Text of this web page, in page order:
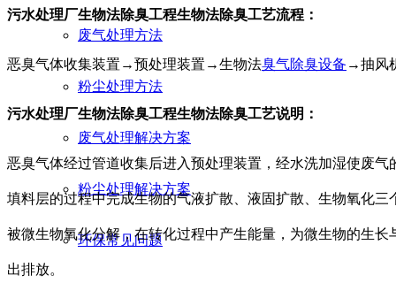
废气处理方法
粉尘处理方法
废气处理解决方案
粉尘处理解决方案
环保常见问题
污水处理厂生物法除臭工程生物法除臭工艺流程：
恶臭气体收集装置→预处理装置→生物法臭气除臭设备 →抽风
污水处理厂生物法除臭工程生物法除臭工艺说明：
恶臭气体经过管道收集后进入预处理装置，经水洗加湿使废
填料层的过程中完成生物的气液扩散、液固扩散、生物氧化
被微生物氧化分解，在转化过程中产生能量，为微生物的生
出排放。